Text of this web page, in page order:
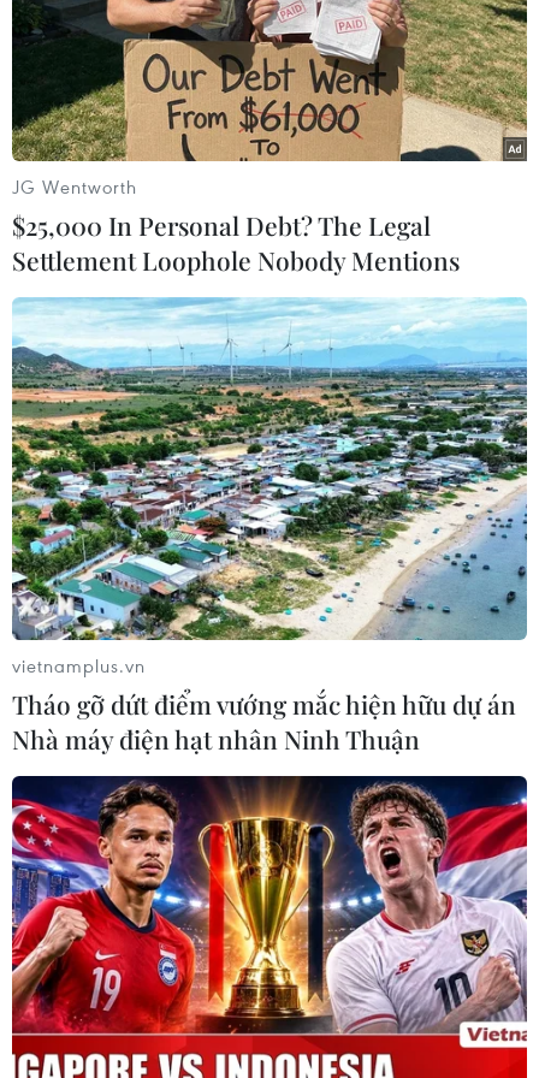
Tưng bừng mua sắm trực tuyến trong
Ngày độc thân tại Trung Quốc
12/11/2016 14:13
Ngày Độc thân, 11/11 - sự kiện mua sắm trực tuyến hàng
năm lớn nhất Trung Quốc - năm nay trở thành một cuộc
chiến doanh thu giữa các công ty thương mại điện tử tại
quốc gia đông dân nhất thế giới này.
Đa số người Mỹ không có kế hoạch mua
sắm ngày "Black Friday"
24/11/2016 04:44
Khảo sát mới nhất của Reuters/Ipsos cho thấy người
JG Wentworth
$25,000 In Personal Debt? The Legal
Settlement Loophole Nobody Mentions
vietnamplus.vn
Tháo gỡ dứt điểm vướng mắc hiện hữu dự án
Nhà máy điện hạt nhân Ninh Thuận